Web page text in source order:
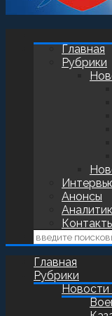
Главная
Рубрики
Анонсы
Главная
Рубрики
Новости